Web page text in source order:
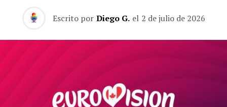
Escrito por Diego G. el 2 de julio de 2026